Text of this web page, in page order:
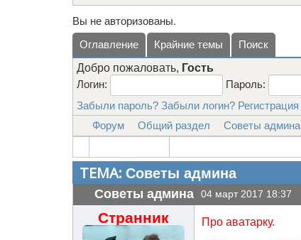
Вы не авторизованы.
Оглавление Крайние темы
Поиск
Добро пожаловать, Гость
Логин:
Пароль:
Забыли пароль? Забыли логин? Регистрация
Форум
Общий раздел Советы админа
ТЕМА: Советы админа
Советы админа 04 март 2017 18:37
Странник Про аватарку.